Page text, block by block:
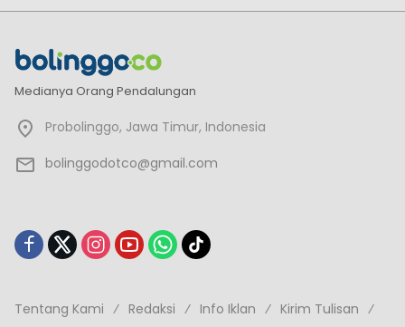
Medianya Orang Pendalungan
Probolinggo, Jawa Timur, Indonesia
bolinggodotco@gmail.com
Tentang Kami Redaksi Info Iklan
Kirim Tulisan